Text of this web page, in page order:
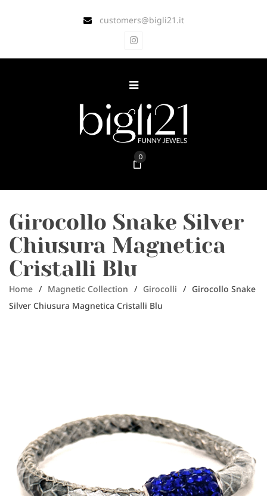
customers@bigli21.it
0
Girocollo Snake Silver
Chiusura Magnetica
Cristalli Blu
Home / Magnetic Collection / Girocolli / Girocollo Snake
Silver Chiusura Magnetica Cristalli Blu